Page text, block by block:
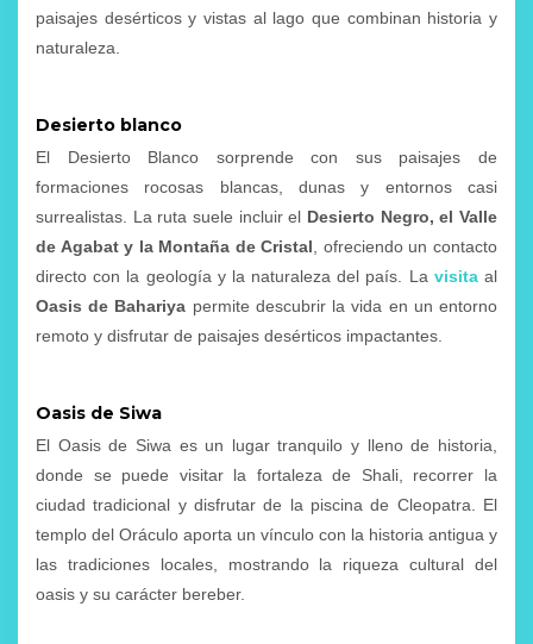
paisajes desérticos y vistas al lago que combinan historia y
naturaleza.
Desierto blanco
El Desierto Blanco sorprende con sus paisajes de
formaciones rocosas blancas, dunas y entornos casi
surrealistas. La ruta suele incluir el Desierto Negro, el Valle
de Agabat y la Montaña de Cristal, ofreciendo un contacto
directo con la geología y la naturaleza del país. La visitaal
Oasis de Bahariya permite descubrir la vida en un entorno
remoto y disfrutar de paisajes desérticos impactantes.
Oasis de Siwa
El Oasis de Siwa es un lugar tranquilo y lleno de historia,
donde se puede visitar la fortaleza de Shali, recorrer la
ciudad tradicional y disfrutar de la piscina de Cleopatra. El
templo del Oráculo aporta un vínculo con la historia antigua y
las tradiciones locales, mostrando la riqueza cultural del
oasis y su carácter bereber.